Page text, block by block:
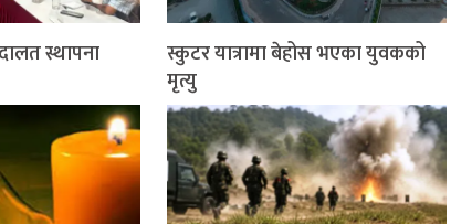
स्थापना
स्कुटर यात्रामा बेहोस भएका युवकको
मृत्यु